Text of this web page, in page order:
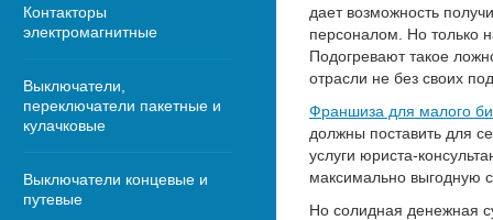
Контакторы
электромагнитные
Выключатели,
переключатели пакетные и
кулачковые
Выключатели концевые и
путевые
дает возможность
персоналом. Но только
Подогревают такое
отрасли не без своих
Франшиза для малого
должны поставить для
услуги юриста-
максимально выгодную
Но солидная денежная